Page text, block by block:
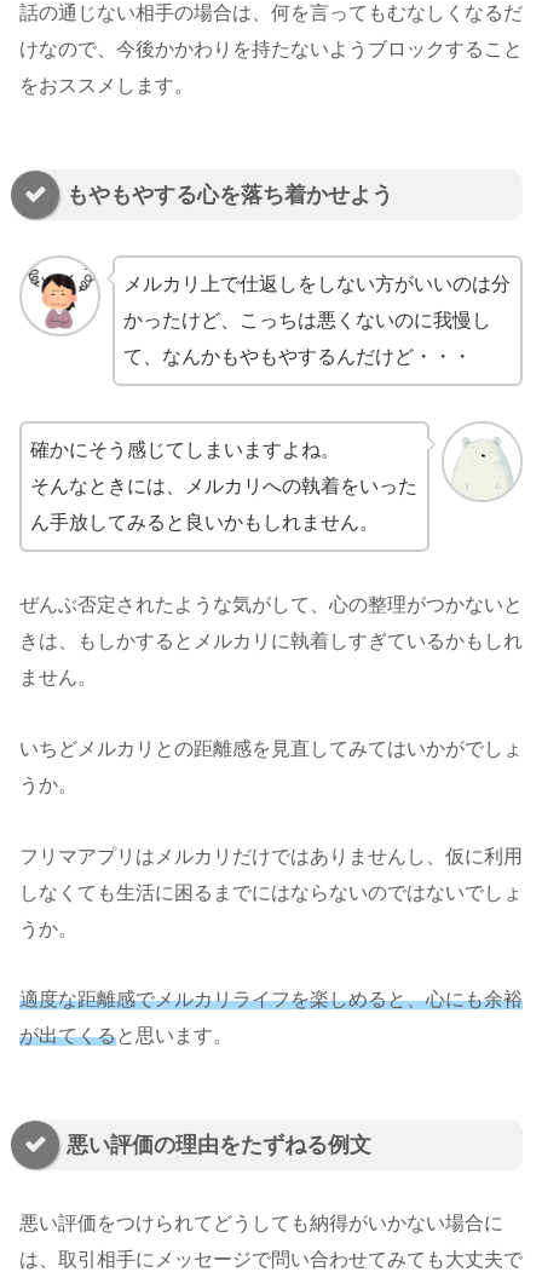
話の通じない相手の場合は、何を言ってもむなしくなるだ
けなので、今後かかわりを持たないようブロックすること
をおススメします。
もやもやする心を落ち着かせよう
メルカリ上で仕返しをしない方がいいのは分
かったけど、こっちは悪くないのに我慢し
て、なんかもやもやするんだけど・・・
確かにそう感じてしまいますよね。
そんなときには、メルカリへの執着をいった
ん手放してみると良いかもしれません。
ぜんぶ否定されたような気がして、心の整理がつかないと
きは、もしかするとメルカリに執着しすぎているかもしれ
ません。
いちどメルカリとの距離感を見直してみてはいかがでしょ
うか。
フリマアプリはメルカリだけではありませんし、仮に利用
しなくても生活に困るまでにはならないのではないでしょ
うか。
適度な距離感でメルカリライフを楽しめると、心にも余裕
が出てくると思います。
悪い評価の理由をたずねる例文
悪い評価をつけられてどうしても納得がいかない場合に
は、取引相手にメッセージで問い合わせてみても大丈夫で